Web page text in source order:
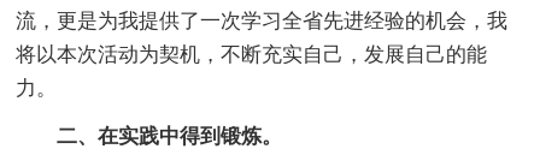
流，更是为我提供了一次学习全省先进经验的机会，我
将以本次活动为契机，不断充实自己，发展自己的能
力。
二、在实践中得到锻炼。